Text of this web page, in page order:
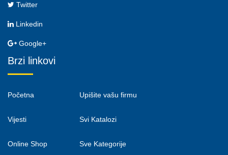
Twitter
Linkedin
Google+
Brzi linkovi
Početna
Vijesti
Online Shop
Upišite vašu firmu
Svi Katalozi
Sve Kategorije